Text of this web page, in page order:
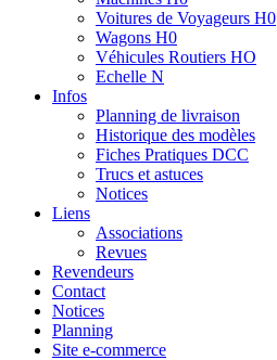
Voitures de Voyageurs H0
Wagons H0
Véhicules Routiers HO
Echelle N
Infos
Planning de livraison
Historique des modèles
Fiches Pratiques DCC
Trucs et astuces
Notices
Liens
Associations
Revues
Revendeurs
Contact
Notices
Planning
Site e-commerce